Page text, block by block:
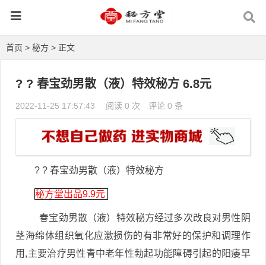
首页 > 秘方 > 正文
? ? 春宝劲男散（液）特效秘方️ ️6.8元
2022-11-25 17:57:43 阅读 0 次 评论 0 条
? ? 春宝劲男散（液）特效秘方️ ️
秘方堂出品9.9元
春宝劲男散（液）特效秘方经过多次改良对男性阴
茎海绵体组织氧化应激损伤的有非常好的保护和调理作
用,主要治疗男性青中老年性勃起功能障碍引起的阳痿早